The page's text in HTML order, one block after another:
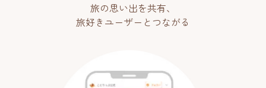
旅の思い出を共有、
旅好きユーザーとつながる